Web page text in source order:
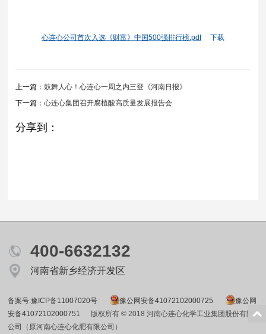
心连心公司首次入选《财富》中国500强排行榜.pdf 下载
上一篇：鼓舞人心！心连心一周之内三登《河南日报》
下一篇：心连心集团召开腐植酸高质量发展报告会
分享到：
400-6632132
河南省新乡经济开发区
备案号:豫ICP备11007020号 豫公网安备41072102000725
豫公网
安备41072102000751
版权所有 © 2018 河南心连心化学工业集团股份有限
公司（原河南心连心化肥有限公司）